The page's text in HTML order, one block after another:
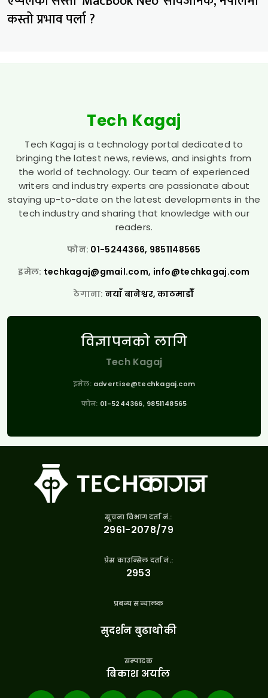
कस्तो प्रभाव पर्ला ?
Tech Kagaj
Tech Kagaj is a technology portal dedicated to
bringing the latest news, reviews, and insights from
the world of technology. Our team of experienced
writers and industry experts are passionate about
staying up-to-date on the latest developments in the
tech industry and sharing that knowledge with our
readers.
फोन: 01-5244366, 9851148565
इमेल: techkagaj@gmail.com, info@techkagaj.com
ठेगाना: नयाँ बानेश्वर, काठमाडौँ
विज्ञापनको लागि
Tech Kagaj
इमेल: advertise@techkagaj.com
फोन: 01-5244366, 9851148565
सूचना विभाग दर्ता नं.:
२९६१-२०७८/७९
प्रेस काउन्सिल दर्ता नं.:
२९५३
प्रबन्ध सन्चालक
सुदर्शन बुढाथोकी
सम्पादक
बिकाश अर्याल